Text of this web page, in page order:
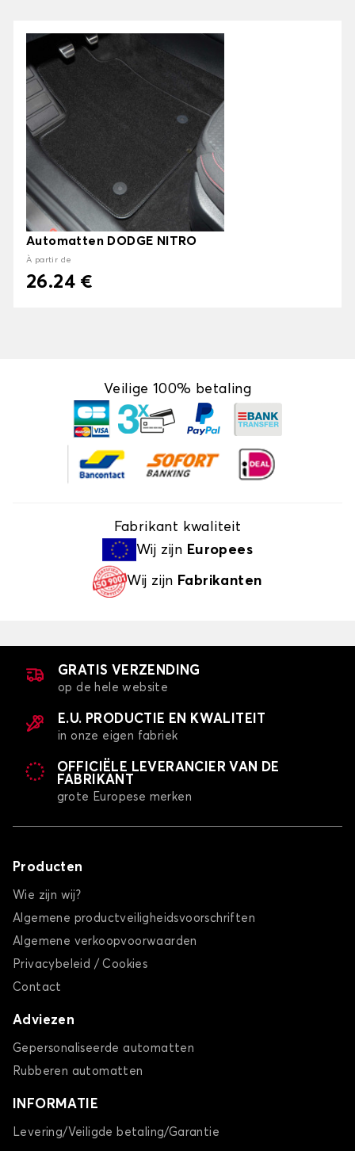
Automatten DODGE NITRO
À partir de
26.24 €
Veilige 100% betaling
Fabrikant kwaliteit
Wij zijn Europees
Wij zijn Fabrikanten
GRATIS VERZENDING
op de hele website
E.U. PRODUCTIE EN KWALITEIT
in onze eigen fabriek
OFFICIËLE LEVERANCIER VAN DE
FABRIKANT
grote Europese merken
Producten
Wie zijn wij?
Algemene productveiligheidsvoorschriften
Algemene verkoopvoorwaarden
Privacybeleid / Cookies
Contact
Adviezen
Gepersonaliseerde automatten
Rubberen automatten
INFORMATIE
Levering/Veiligde betaling/Garantie